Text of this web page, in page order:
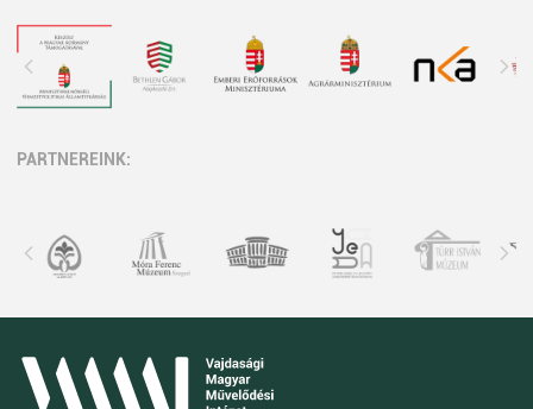
PARTNEREINK: